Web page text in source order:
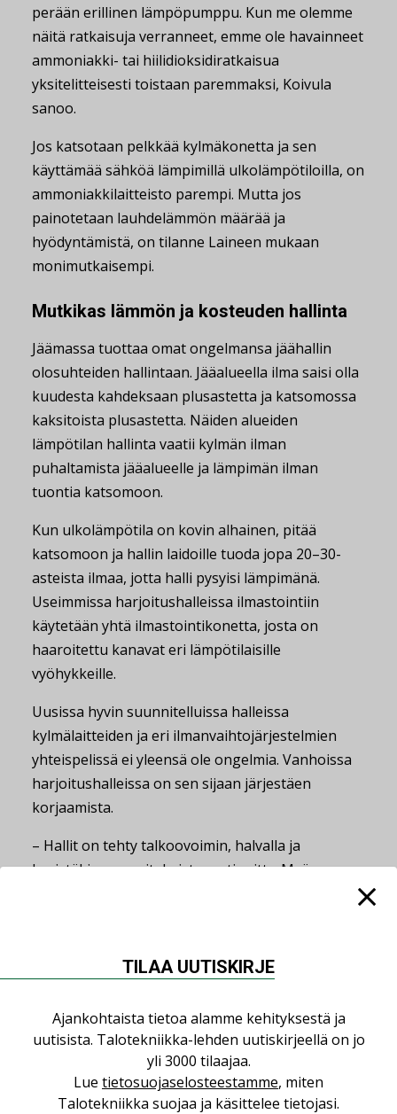
perään erillinen lämpöpumppu. Kun me olemme
näitä ratkaisuja verranneet, emme ole havainneet
ammoniakki- tai hiilidioksidiratkaisua
yksitelitteisesti toistaan paremmaksi, Koivula
sanoo.
Jos katsotaan pelkkää kylmäkonetta ja sen
käyttämää sähköä lämpimillä ulkolämpötiloilla, on
ammoniakkilaitteisto parempi. Mutta jos
painotetaan lauhdelämmön määrää ja
hyödyntämistä, on tilanne Laineen mukaan
monimutkaisempi.
Mutkikas lämmön ja kosteuden hallinta
Jäämassa tuottaa omat ongelmansa jäähallin
olosuhteiden hallintaan. Jääalueella ilma saisi olla
kuudesta kahdeksaan plusastetta ja katsomossa
kaksitoista plusastetta. Näiden alueiden
lämpötilan hallinta vaatii kylmän ilman
puhaltamista jääalueelle ja lämpimän ilman
tuontia katsomoon.
Kun ulkolämpötila on kovin alhainen, pitää
katsomoon ja hallin laidoille tuoda jopa 20–30-
asteista ilmaa, jotta halli pysyisi lämpimänä.
Useimmissa harjoitushalleissa ilmastointiin
käytetään yhtä ilmastointikonetta, josta on
haaroitettu kanavat eri lämpötilaisille
vyöhykkeille.
Uusissa hyvin suunnitelluissa halleissa
kylmälaitteiden ja eri ilmanvaihtojärjestelmien
yhteispelissä ei yleensä ole ongelmia. Vanhoissa
harjoitushalleissa on sen sijaan järjestäen
korjaamista.
– Hallit on tehty talkoovoimin, halvalla ja
hyvistäkin suunnitelmista on tingitty. Myös
Onneksi taso on noussut viimeksi kuluneen viiden
Lisääntyvä automaatio vaatii
osaamista
TILAA UUTISKIRJE
Ajankohtaista tietoa alamme kehityksestä ja
uutisista. Talotekniikka-lehden uutiskirjeellä on jo
yli 3000 tilaajaa.
Lue tietosuojaselosteestamme, miten
Talotekniikka suojaa ja käsittelee tietojasi.